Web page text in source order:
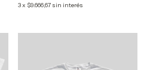
3x $9.666,67 sin interés